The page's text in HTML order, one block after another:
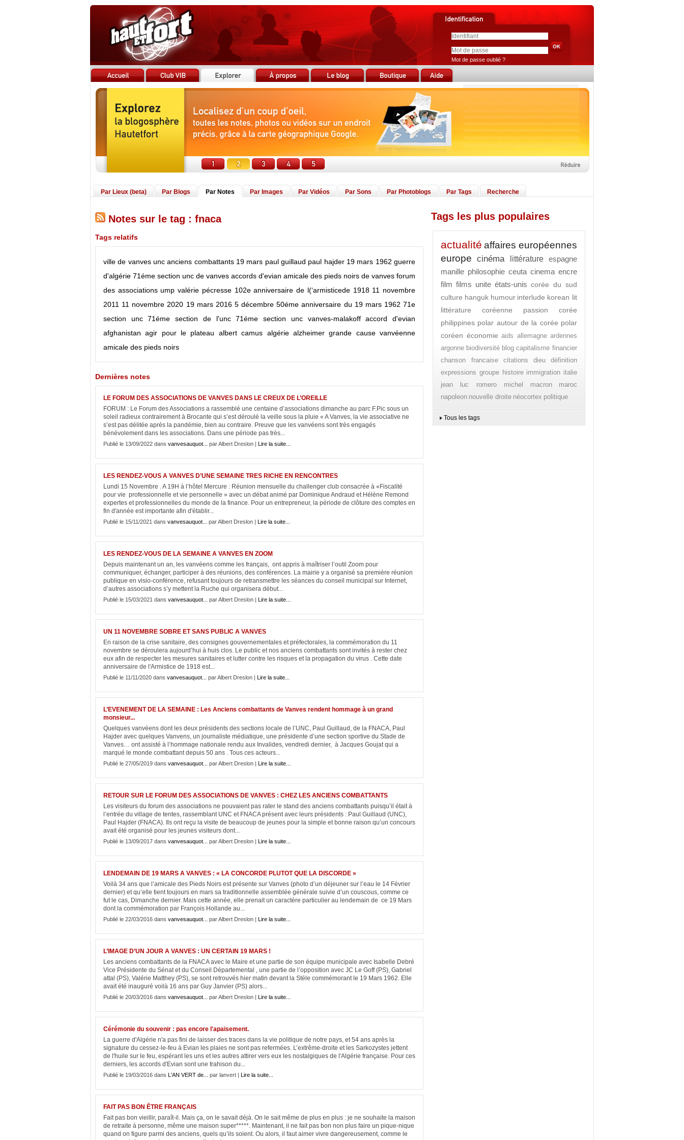
Mot de passe oublié ?
Par Lieux (beta) Par Blogs Par Notes Par Images Par Vidéos Par Sons Par Photoblogs Par Tags Recherche
Notes sur le tag : fnaca
Tags relatifs
ville de vanves unc anciens combattants 19 mars paul guillaud paul hajder 19 mars 1962 guerre
d'algérie 71éme section unc de vanves accords d'evian amicale des pieds noirs de vanves forum
des associations ump valérie pécresse 102e anniversaire de l(‘armisticede 1918 11 novembre
2011 11 novembre 2020 19 mars 2016 5 décembre 50éme anniversaire du 19 mars 1962 71e
section unc
71éme section de l'unc 71éme section unc vanves-malakoff
accord d'evian
afghanistan agir pour le plateau albert camus algérie alzheimer grande cause vanvéenne
amicale des pieds noirs
Dernières notes
LE FORUM DES ASSOCIATIONS DE VANVES DANS LE CREUX DE L’OREILLE
FORUM : Le Forum des Associations a rassemblé une centaine d’associations dimanche au parc F.Pic sous un
soleil radieux contrairement à Brocante qui s’est déroulé la veille sous la pluie « A Vanves, la vie associative ne
s’est pas délitée après la pandémie, bien au contraire. Preuve que les vanvéens sont très engagés
bénévolement dans les associations. Dans une période pas très...
Publié le 13/09/2022 dans vanvesauquot... par Albert Dreslon | Lire la suite...
LES RENDEZ-VOUS A VANVES D’UNE SEMAINE TRES RICHE EN RENCONTRES
Lundi 15 Novembre . A 19H à l’hôtel Mercure : Réunion mensuelle du challenger club consacrée à «Fiscalité
pour vie professionnelle et vie personnelle » avec un débat animé par Dominique Andraud et Hélène Remond
expertes et professionnelles du monde de la finance. Pour un entrepreneur, la période de clôture des comptes en
fin d'année est importante afin d'établir...
Publié le 15/11/2021 dans vanvesauquot... par Albert Dreslon | Lire la suite...
LES RENDEZ-VOUS DE LA SEMAINE A VANVES EN ZOOM
Depuis maintenant un an, les vanvéens comme les français, ont appris à maîtriser l’outil Zoom pour
communiquer, échanger, participer à des réunions, des conférences. La mairie y a organisé sa première réunion
publique en visio-conférence, refusant toujours de retransmettre les séances du conseil municipal sur Internet,
d’autres associations s’y mettent la Ruche qui organisera début...
Publié le 15/03/2021 dans vanvesauquot... par Albert Dreslon | Lire la suite...
UN 11 NOVEMBRE SOBRE ET SANS PUBLIC A VANVES
En raison de la crise sanitaire, des consignes gouvernementales et préfectorales, la commémoration du 11
novembre se déroulera aujourd’hui à huis clos. Le public et nos anciens combattants sont invités à rester chez
eux afin de respecter les mesures sanitaires et lutter contre les risques et la propagation du virus . Cette date
anniversaire de l'Armistice de 1918 est...
Publié le 11/11/2020 dans vanvesauquot... par Albert Dreslon | Lire la suite...
L’EVENEMENT DE LA SEMAINE : Les Anciens combattants de Vanves rendent hommage à un grand
monsieur...
Quelques vanvéens dont les deux présidents des sections locale de l’UNC, Paul Guillaud, de la FNACA, Paul
Hajder avec quelques Vanvens, un journaliste médiatique, une présidente d’une section sportive du Stade de
Vanves… ont assisté à l’hommage nationale rendu aux Invalides, vendredi dernier, à Jacques Goujat qui a
marqué le monde combattant depuis 50 ans . Tous ces acteurs...
Publié le 27/05/2019 dans vanvesauquot... par Albert Dreslon | Lire la suite...
RETOUR SUR LE FORUM DES ASSOCIATIONS DE VANVES : CHEZ LES ANCIENS COMBATTANTS
Les visiteurs du forum des associations ne pouvaient pas rater le stand des anciens combattants puisqu’il était à
l’entrée du village de tentes, rassemblant UNC et FNACA présent avec leurs présidents : Paul Guillaud (UNC),
Paul Hajder (FNACA). Ils ont reçu la visite de beaucoup de jeunes pour la simple et bonne raison qu’un concours
avait été organisé pour les jeunes visiteurs dont...
Publié le 13/09/2017 dans vanvesauquot... par Albert Dreslon | Lire la suite...
LENDEMAIN DE 19 MARS A VANVES : « LA CONCORDE PLUTOT QUE LA DISCORDE »
Voilà 34 ans que l’amicale des Pieds Noirs est présente sur Vanves (photo d’un déjeuner sur l’eau le 14 Février
dernier) et qu’elle tient toujours en mars sa traditionnelle assemblée générale suivie d’un couscous, comme ce
fut le cas, Dimanche dernier. Mais cette année, elle prenait un caractère particulier au lendemain de ce 19 Mars
dont la commémoration par François Hollande au...
Publié le 22/03/2016 dans vanvesauquot... par Albert Dreslon | Lire la suite...
L’IMAGE D’UN JOUR A VANVES : UN CERTAIN 19 MARS !
Les anciens combattants de la FNACA avec le Maire et une partie de son équipe municipale avec Isabelle Debré
Vice Présidente du Sénat et du Conseil Départemental , une partie de l’opposition avec JC Le Goff (PS), Gabriel
attal (PS), Valérie Matthey (PS), se sont retrouvés hier matin devant la Stéle commémorant le 19 Mars 1962. Elle
avait été inauguré voilà 16 ans par Guy Janvier (PS) alors...
Publié le 20/03/2016 dans vanvesauquot... par Albert Dreslon | Lire la suite...
Cérémonie du souvenir : pas encore l'apaisement.
La guerre d'Algérie n'a pas fini de laisser des traces dans la vie politique de notre pays, et 54 ans après la
signature du cessez-le-feu à Evian les plaies ne sont pas refermées. L’extrême-droite et les Sarkozystes jettent
de l'huile sur le feu, espérant les uns et les autres attirer vers eux les nostalgiques de l'Algérie française. Pour ces
derniers, les accords d'Evian sont une trahison du...
Publié le 19/03/2016 dans L'AN VERT de... par lanvert | Lire la suite...
FAIT PAS BON ÊTRE FRANÇAIS
Fait pas bon vieillir, paraît-il. Mais ça, on le savait déjà. On le sait même de plus en plus : je ne souhaite la maison
de retraite à personne, même une maison super*****. Maintenant, il ne fait pas bon non plus faire un pique-nique
quand on figure parmi des anciens, quels qu’ils soient. Ou alors, il faut aimer vivre dangereusement, comme le
Tags les plus populaires
actualité affaires européennes
europe cinéma littérature
espagne
manille philosophie ceuta cinema encre
film films unite états-unis corée du sud
culture hanguk humour interlude korean lit
littérature coréenne
passion corée
philippines polar autour de la corée polar
coréen économie aids allemagne ardennes
argonne biodiversité blog capitalisme financier
chanson francaise
citations dieu
définition
expressions groupe histoire immigration italie
jean luc romero michel
macron
maroc
napoleon nouvelle droite néocortex politique
Tous les tags